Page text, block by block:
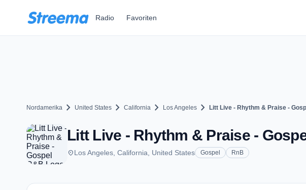
Radio Favoriten
Nordamerika chevron_right United States chevron_right California chevron_right Los Angeles chevron_right Litt Live - Rhythm & Praise -
Litt Live - Rhythm & Praise -
placeLos Angeles, California, United States Gospel RnB